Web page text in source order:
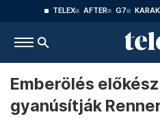
TELEX AFTER G7
Emberölés
gyanúsítják